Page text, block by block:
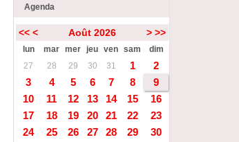
Agenda
<< < Août 2026 > >>
lun mar mer jeu ven sam
dim
27
28 29 30 31 1
2
3
4 5 6 7 8
9
10
11 12 13 14 15
16
17
18 19 20 21 22
23
24
25 26 27 28 29
30